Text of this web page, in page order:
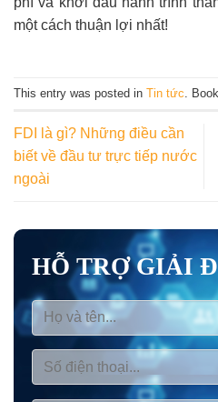
một cách thuận lợi nhất!
This entry was posted in Tin tức .
FDI là gì? Những điều cần
biết về đầu tư trực tiếp nước
ngoài
HỖ TRỢ GIẢI